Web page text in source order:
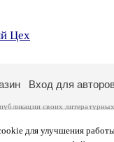
Цех
для улучшения работы
Вход для
своих
на основании
данных. Вы также можете